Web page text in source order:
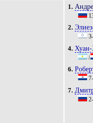
1.
2.
4.
/
6.
7.